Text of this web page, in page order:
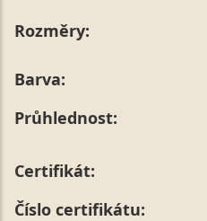
Rozměry:
Barva:
Průhlednost:
Certifikát:
Číslo certifikátu: